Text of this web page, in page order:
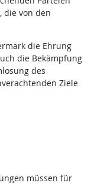
die von den
die Ehrung
die Bekämpfung
des
Ziele
müssen für